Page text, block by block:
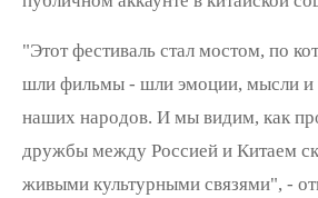
"Этот фестиваль стал мостом, по
шли фильмы - шли эмоции, мысли и
наших народов. И мы видим, как
дружбы между Россией и Китаем
живыми культурными связями", -